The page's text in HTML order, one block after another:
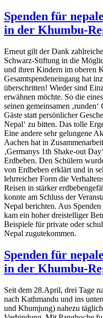
Spenden für
in der Khumbu-
Erneut gilt der Dank
Schwarz-Stiftung in die
und ihren Kindern im oberen
Gesamtspendeneingang hat
überschritten! Wieder sind
erwähnen möchte. So die
seinen gemeinsamen
Gäste statt persönlicher
Nepal‘ zu bitten. Das tolle
Eine andere sehr gelungene
Aachen hat in
‚Germanys 1th Shake-out
Erdbeben. Den Schülern
von Erdbeben erklärt und in
lehrreicher Form die
Reisen in stärker
konnte am Schluss der
Nepal berichten. Aus
kam ein hoher dreistelliger
Beispiele für private oder
Nepal zugutekommen.
Spenden für
in der Khumbu-
Seit dem 28.April, drei Tage
nach Kathmandu und ins
und Khumjung) nahezu